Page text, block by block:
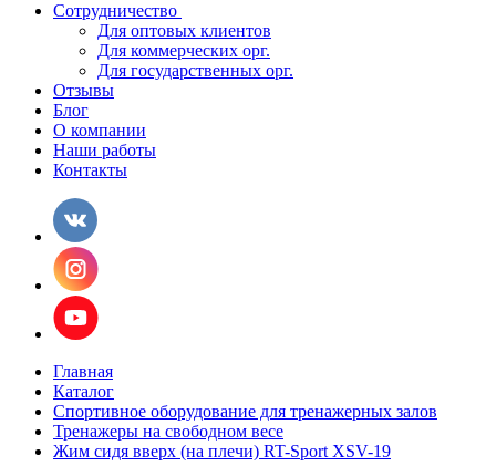
Сотрудничество
Для оптовых клиентов
Для коммерческих орг.
Для государственных орг.
Отзывы
Блог
О компании
Наши работы
Контакты
Главная
Каталог
Спортивное оборудование для тренажерных залов
Тренажеры на свободном весе
Жим сидя вверх (на плечи) RT-Sport XSV-19